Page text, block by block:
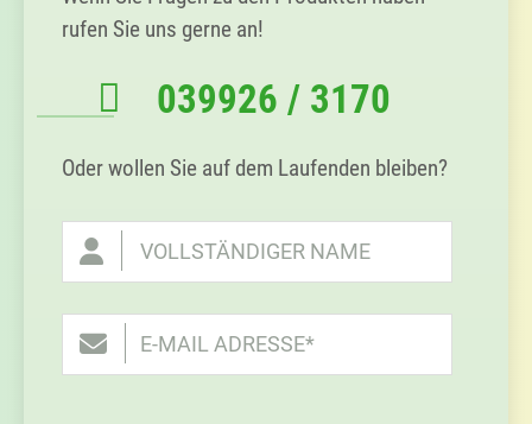
rufen Sie uns gerne an!
039926 / 3170
Oder wollen Sie auf dem Laufenden bleiben?